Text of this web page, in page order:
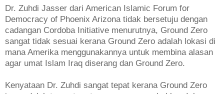
Dr. Zuhdi Jasser dari American Islamic Forum for
Democracy of Phoenix Arizona tidak bersetuju dengan
cadangan Cordoba Initiative menurutnya, Ground Zero
sangat tidak sesuai kerana Ground Zero adalah lokasi di
mana Amerika menggunakannya untuk membina alasan
agar umat Islam Iraq diserang dan Ground Zero.
Kenyataan Dr. Zuhdi sangat tepat kerana Ground Zero